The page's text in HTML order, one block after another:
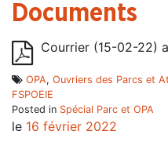
Documents
Courrier (15-02-22)
OPA, Ouvriers des Parcs et
FSPOEIE
Posted in Spécial Parc et OPA
le 16 février 2022